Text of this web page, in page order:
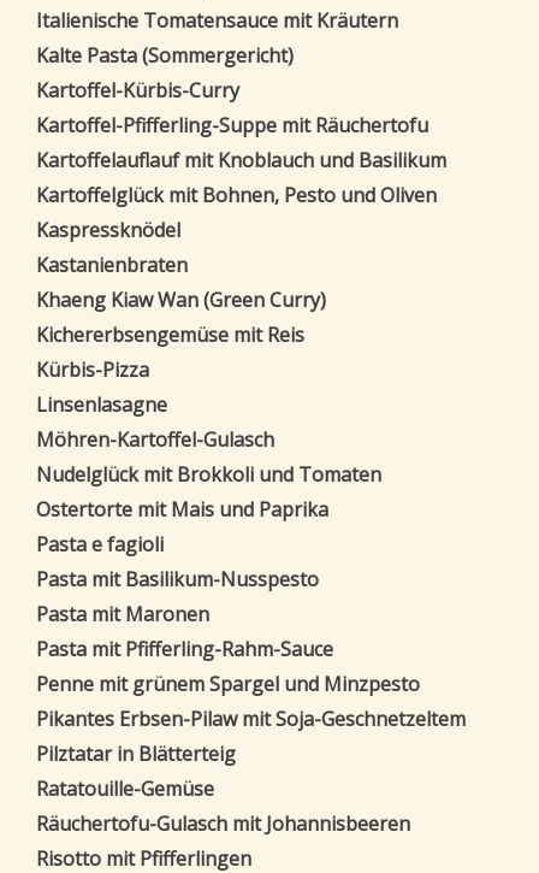
Italienische Tomatensauce mit Kräutern
Kalte Pasta (Sommergericht)
Kartoffel-Kürbis-Curry
Kartoffel-Pfifferling-Suppe mit Räuchertofu
Kartoffelauflauf mit Knoblauch und Basilikum
Kartoffelglück mit Bohnen, Pesto und Oliven
Kaspressknödel
Kastanienbraten
Khaeng Kiaw Wan (Green Curry)
Kichererbsengemüse mit Reis
Kürbis-Pizza
Linsenlasagne
Möhren-Kartoffel-Gulasch
Nudelglück mit Brokkoli und Tomaten
Ostertorte mit Mais und Paprika
Pasta e fagioli
Pasta mit Basilikum-Nusspesto
Pasta mit Maronen
Pasta mit Pfifferling-Rahm-Sauce
Penne mit grünem Spargel und Minzpesto
Pikantes Erbsen-Pilaw mit Soja-Geschnetzeltem
Pilztatar in Blätterteig
Ratatouille-Gemüse
Räuchertofu-Gulasch mit Johannisbeeren
Risotto mit Pfifferlingen